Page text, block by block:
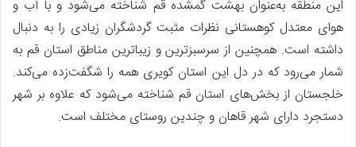
این منطقه به‌عنوان بهشت گمشده قم شناخته می‌شود و با آب و
هوای معتدل کوهستانی نظرات مثبت گردشگران زیادی را به دنبال
داشته است. همچنین از سرسبزترین و زیباترین مناطق استان قم به
شمار می‌رود که در دل این استان کویری همه را شگفت‌زده می‌کند.
خلجستان از بخش‌های استان قم شناخته می‌شود که علاوه بر شهر
دستجرد دارای شهر قاهان و چندین روستای مختلف است.